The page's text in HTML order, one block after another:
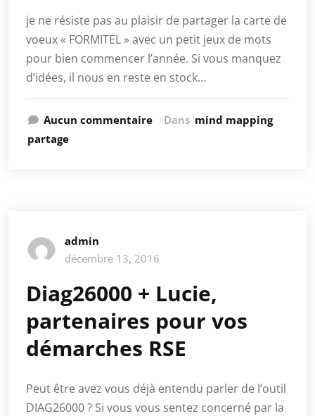
je ne résiste pas au plaisir de partager la carte de
voeux « FORMITEL » avec un petit jeux de mots
pour bien commencer l’année. Si vous manquez
d’idées, il nous en reste en stock…
Aucun commentaire Dans mind mapping
partage
admin
décembre 13, 2016
Diag26000 + Lucie,
partenaires pour vos
démarches RSE
Peut être avez vous déjà entendu parler de l’outil
DIAG26000 ? Si vous vous sentez concerné par la